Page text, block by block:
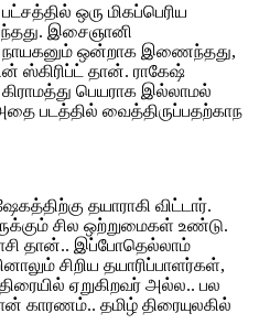
ஒரு மிகப்பெரிய
இசைஞானி
நாயகனும் ஒன்றாக இணைந்தது,
ஸ்கிரிப்ட் தான். ராகேஷ்
பெயராக இல்லாமல்
படத்தில் வைத்திருப்பதற்காந
தயாராகி விட்டார்.
சில ஒற்றுமைகள் உண்டு.
தான்.. இப்போதெல்லாம்
சிறிய தயாரிப்பாளர்கள்,
ஏறுகிறவர் அல்ல.. பல
காரணம்.. தமிழ் திரையுலகில்